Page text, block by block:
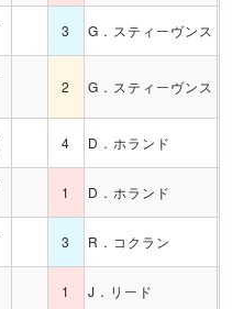
3 G．スティーヴンス
2 G．スティーヴンス
4 D．ホランド
1 D．ホランド
3 R．コクラン
1 J．リード